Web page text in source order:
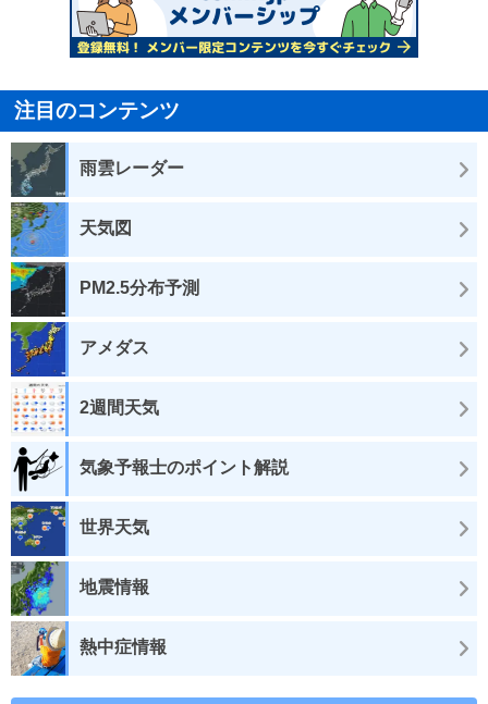
注目のコンテンツ
雨雲レーダー
天気図
PM2.5分布予測
アメダス
2週間天気
気象予報士のポイント解説
世界天気
地震情報
熱中症情報